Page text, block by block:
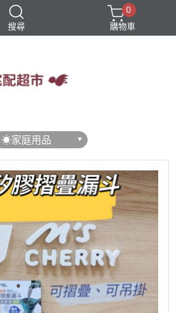
搜尋
0
購物車
☀家庭用品